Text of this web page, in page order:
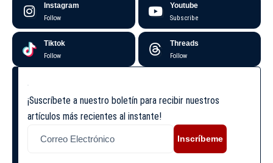
Instagram
Follow
Youtube
Subscribe
Tiktok
Follow
Threads
Follow
¡Suscríbete a nuestro boletín para recibir nuestros
artículos más recientes al instante!
Inscríbeme